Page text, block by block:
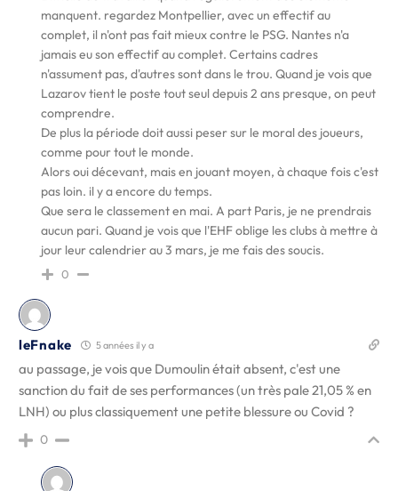
manquent. regardez Montpellier, avec un effectif au
complet, il n'ont pas fait mieux contre le PSG. Nantes n'a
jamais eu son effectif au complet. Certains cadres
n'assument pas, d'autres sont dans le trou. Quand je vois que
Lazarov tient le poste tout seul depuis 2 ans presque, on peut
comprendre.
De plus la période doit aussi peser sur le moral des joueurs,
comme pour tout le monde.
Alors oui décevant, mais en jouant moyen, à chaque fois c'est
pas loin. il y a encore du temps.
Que sera le classement en mai. A part Paris, je ne prendrais
aucun pari. Quand je vois que l'EHF oblige les clubs à mettre à
jour leur calendrier au 3 mars, je me fais des soucis.
0
leFnake 5 années il y a
au passage, je vois que Dumoulin était absent, c'est une
sanction du fait de ses performances (un très pale 21,05 % en
LNH) ou plus classiquement une petite blessure ou Covid ?
0